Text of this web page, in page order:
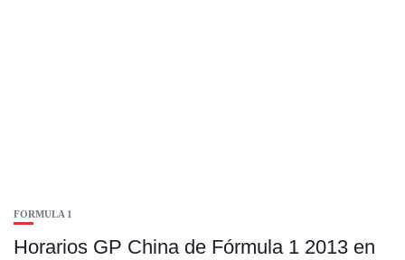
FORMULA 1
Horarios GP China de Fórmula 1 2013 en